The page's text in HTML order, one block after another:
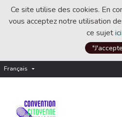
Ce site utilise des cookies. En
vous acceptez notre utilisation
ce sujetici
Français Choisir la langue